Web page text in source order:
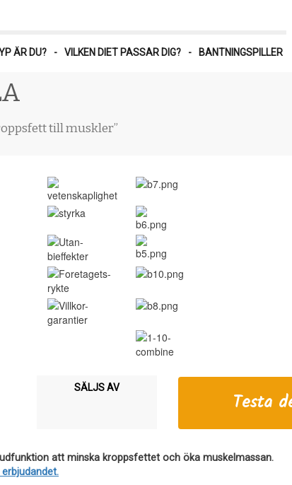
ÄR DU? - VILKEN DIET PASSAR DIG? - BANTNINGSPILLER
till muskler”
SÄLJS AV
Testa
att minska kroppsfettet och öka muskelmassan.